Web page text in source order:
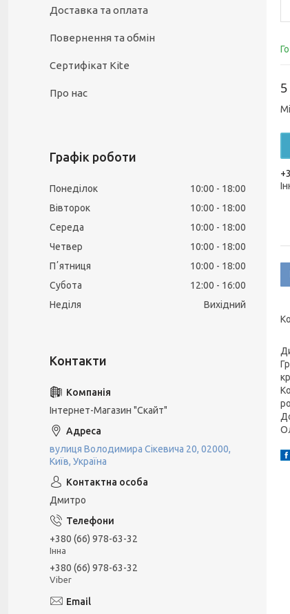
Доставка та оплата
Повернення та обмін
Сертифікат Kite
Про нас
Графік роботи
Понеділок 10:00
18:00
Вівторок
10:00
18:00
Середа
10:00
18:00
Четвер
10:00
18:00
Пʼятниця
10:00
18:00
Субота
12:00
16:00
Неділя
Вихідний
Інтернет-Магазин "Скайт"
вулиця Володимира Сікевича 20, 02000,
Київ, Україна
Дмитро
+380 (66) 978-63-32
Інна
+380 (66) 978-63-32
Viber